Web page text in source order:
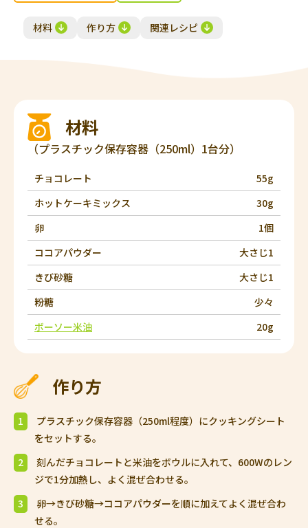
材料 作り方 関連レシピ
材料
（プラスチック保存容器（250ml）1台分）
チョコレート
55g
ホットケーキミックス
30g
卵
1個
ココアパウダー
大さじ1
きび砂糖
大さじ1
粉糖
少々
ボーソー米油
20g
作り方
1
プラスチック保存容器（250ml程度）にクッキングシート
をセットする。
2
刻んだチョコレートと米油をボウルに入れて、600Wのレン
ジで1分加熱し、よく混ぜ合わせる。
3
卵→きび砂糖→ココアパウダーを順に加えてよく混ぜ合わ
せる。